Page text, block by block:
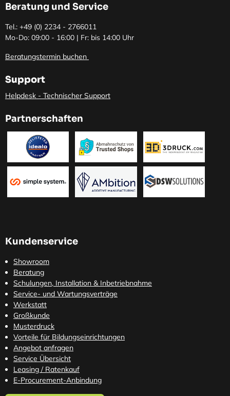
Beratung und Service
Tel.: +49 (0) 2234 - 2766011
Mo-Do: 09:00 - 16:00 | Fr: bis 14:00 Uhr
Beratungstermin buchen
Support
Helpdesk - Technischer Support
Partnerschaften
Kundenservice
Showroom
Beratung
Schulungen, Installation & Inbetriebnahme
Service- und Wartungsverträge
Werkstatt
Großkunde
Musterdruck
Vorteile für Bildungseinrichtungen
Angebot anfragen
Service Übersicht
Leasing / Ratenkauf
E-Procurement-Anbindung